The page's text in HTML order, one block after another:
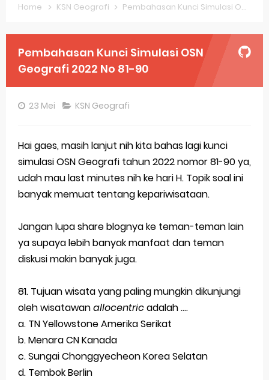
Pembahasan Soal OSN-K Geografi 2025 No 41-45
Pembahasan Soal OSN-K Geografi 2025 No 31-35
Pembahasan Soal OSN-K Geografi 2025 No 26-30
Pembahasan Soal OSN-K Geografi 2025 No 16-20
Pembahasan Soal OSN-K Geografi 2025 No 11-15
Pembahasan Soal OSN-K Geografi 2025 No 6-10
Bocoran 150 Bank Soal Dasar OSN Geografi 2026 Part 1 [Wajib Baca]
Bencana Banjir Bandang di Sumatra Salah Manusia
Gratis, Pre Test Online Calon Pejuang OSN Geografi 2026
50 Latihan Prediksi Soal TKA Sosiologi 2025 + Kunci
Prediksi Soal TKA Geografi Topik Konsep Geografi + Kunci
Latihan Soal TKA Geografi 2025 Topik Analisa Informasi Geospasial
Home KSN Geografi Pembahasan Kunci Simulasi OSN Geografi 2022 No 81-90
Pembahasan Kunci Simulasi OSN
Geografi 2022 No 81-90
23 Mei KSN Geografi
Hai gaes, masih lanjut nih kita bahas lagi kunci
simulasi OSN Geografi tahun 2022 nomor 81-90 ya,
udah mau last minutes nih ke hari H. Topik soal ini
banyak memuat tentang kepariwisataan.
Jangan lupa share blognya ke teman-teman lain
ya supaya lebih banyak manfaat dan teman
diskusi makin banyak juga.
81. Tujuan wisata yang paling mungkin dikunjungi
oleh wisatawanallocentricadalah ....
a. TN Yellowstone Amerika Serikat
b. Menara CN Kanada
c. Sungai Chonggyecheon Korea Selatan
d. Tembok Berlin